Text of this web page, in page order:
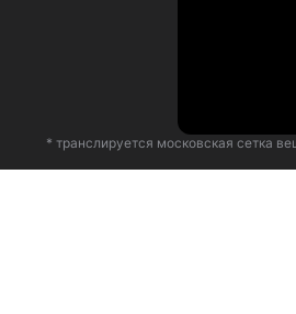
* транслируется московская сетка